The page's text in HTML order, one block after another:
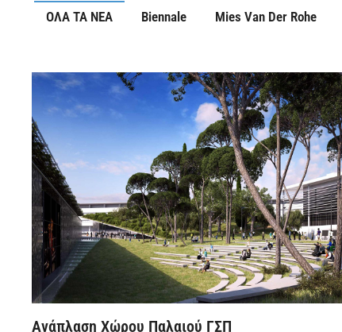
ΟΛΑ ΤΑ ΝΕΑ Biennale Mies Van Der Rohe
Ανάπλαση Χώρου Παλαιού ΓΣΠ